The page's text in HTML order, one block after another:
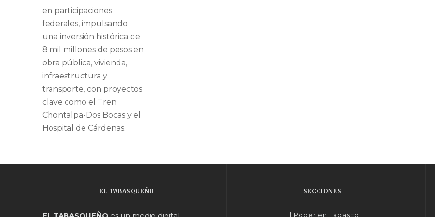
en participaciones
federales, impulsando
una inversión histórica de
8 mil millones de pesos en
obra pública, vivienda,
infraestructura y
transporte, con proyectos
clave como el Tren
Chontalpa-Dos Bocas y el
Hospital de Cárdenas.
EL TABASQUEÑO SECCIONES
El Poder en Tabasco